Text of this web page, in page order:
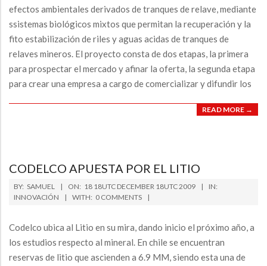
efectos ambientales derivados de tranques de relave, mediante
ssistemas biológicos mixtos que permitan la recuperación y la
fito estabilización de riles y aguas acidas de tranques de
relaves mineros. El proyecto consta de dos etapas, la primera
para prospectar el mercado y afinar la oferta, la segunda etapa
para crear una empresa a cargo de comercializar y difundir los
READ MORE →
CODELCO APUESTA POR EL LITIO
2009-
12-
BY: SAMUEL ON: 18 18UTC DECEMBER 18UTC 2009
IN:
INNOVACIÓN
WITH: 0 COMMENTS
Codelco ubica al Litio en su mira, dando inicio el próximo año, a
los estudios respecto al mineral. En chile se encuentran
reservas de litio que ascienden a 6.9 MM, siendo esta una de